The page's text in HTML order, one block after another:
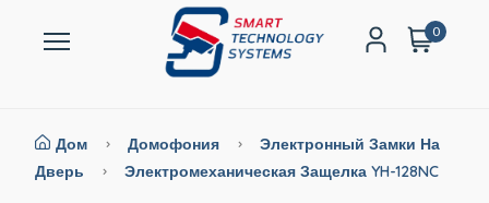
0
Дом Домофония
Электронный Замки На
Дверь
Электромеханическая Защелка YH-128NC